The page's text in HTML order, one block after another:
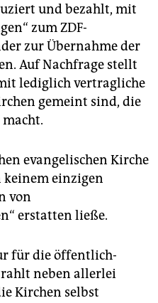
und bezahlt, mit
zum ZDF-
zur Übernahme der
Auf Nachfrage stellt
lediglich vertragliche
gemeint sind, die
evangelischen Kirche
keinem einzigen
von
erstatten ließe.
für die öffentlich-
neben allerlei
Kirchen selbst